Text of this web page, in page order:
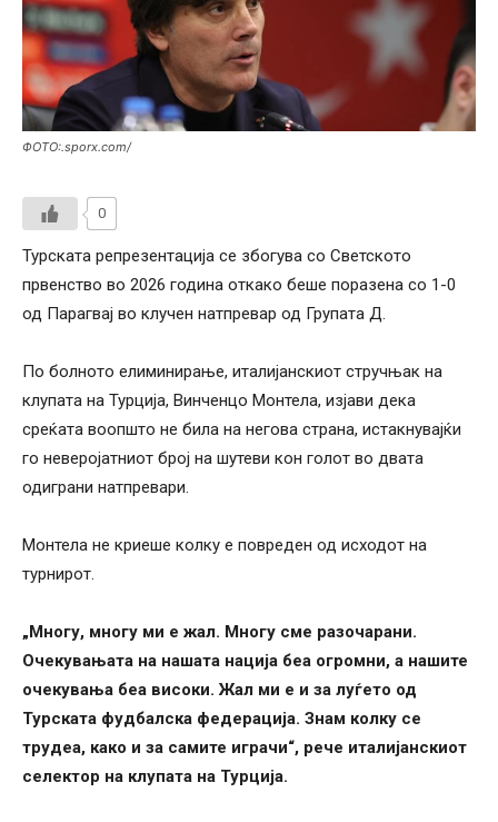
ФОТО:.sporx.com/
0
Турската репрезентација се збогува со Светското
првенство во 2026 година откако беше поразена со 1-0
од Парагвај во клучен натпревар од Групата Д.
По болното елиминирање, италијанскиот стручњак на
клупата на Турција, Винченцо Монтела, изјави дека
среќата воопшто не била на негова страна, истакнувајќи
го неверојатниот број на шутеви кон голот во двата
одиграни натпревари.
Монтела не криеше колку е повреден од исходот на
турнирот.
„Многу, многу ми е жал. Многу сме разочарани.
Очекувањата на нашата нација беа огромни, а нашите
очекувања беа високи. Жал ми е и за луѓето од
Турската фудбалска федерација. Знам колку се
трудеа, како и за самите играчи“, рече италијанскиот
селектор на клупата на Турција.